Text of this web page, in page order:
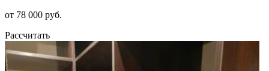
от 78 000 руб.
Рассчитать